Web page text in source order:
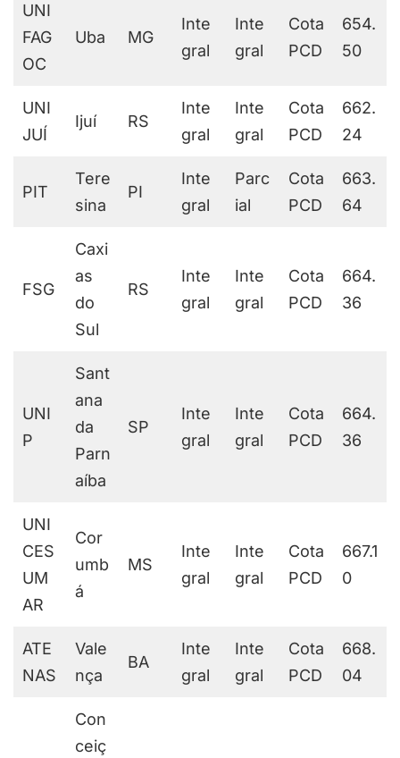
UNI
FAG
OC
Uba MG
Inte
gral
Inte
gral
Cota
PCD
654.
50
UNI
JUÍ
Ijuí RS
Inte
gral
Inte
gral
Cota
PCD
662.
24
PIT
Tere
sina
PI
Inte
gral
Parc
ial
Cota
PCD
663.
64
FSG
Caxi
as
do
Sul
RS
Inte
gral
Inte
gral
Cota
PCD
664.
36
UNI
P
Sant
ana
da
Parn
aíba
SP
Inte
gral
Inte
gral
Cota
PCD
664.
36
UNI
CES
UM
AR
Cor
umb
á
MS
Inte
gral
Inte
gral
Cota
PCD
667.1
0
ATE
NAS
Vale
nça
BA
Inte
gral
Inte
gral
Cota
PCD
668.
04
Con
ceiç